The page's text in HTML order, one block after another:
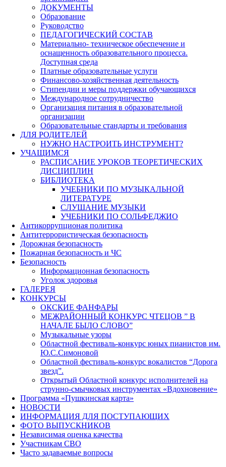
ДОКУМЕНТЫ
Образование
Руководство
ПЕДАГОГИЧЕСКИЙ СОСТАВ
Материально- техническое обеспечение и
оснащенность образовательного процесса.
Доступная среда
Платные образовательные услуги
Финансово-хозяйственная деятельность
Стипендии и меры поддержки обучающихся
Международное сотрудничество
Организация питания в образовательной
организации
Образовательные стандарты и требования
ДЛЯ РОДИТЕЛЕЙ
НУЖНО НАСТРОИТЬ ИНСТРУМЕНТ?
УЧАЩИМСЯ
РАСПИСАНИЕ УРОКОВ ТЕОРЕТИЧЕСКИХ
ДИСЦИПЛИН
БИБЛИОТЕКА
УЧЕБНИКИ ПО МУЗЫКАЛЬНОЙ
ЛИТЕРАТУРЕ
СЛУШАНИЕ МУЗЫКИ
УЧЕБНИКИ ПО СОЛЬФЕДЖИО
Антикоррупционая политика
Антитеррористическая безопасность
Дорожная безопасность
Пожарная безопасность и ЧС
Безопасность
Информационная безопасность
Уголок здоровья
ГАЛЕРЕЯ
КОНКУРСЫ
ОКСКИЕ ФАНФАРЫ
МЕЖРАЙОННЫЙ КОНКУРС ЧТЕЦОВ ” В
НАЧАЛЕ БЫЛО СЛОВО”
Музыкальные узоры
Областной фестиваль-конкурс юных пианистов им.
Ю.С.Симоновой
Областной фестиваль-конкурс вокалистов “Дорога
звезд”.
Открытый Областной конкурс исполнителей на
струнно-смычковых инструментах «Вдохновение»
Программа «Пушкинская карта»
НОВОСТИ
ИНФОРМАЦИЯ ДЛЯ ПОСТУПАЮЩИХ
ФОТО ВЫПУСКНИКОВ
Независимая оценка качества
Участникам СВО
Часто задаваемые вопросы